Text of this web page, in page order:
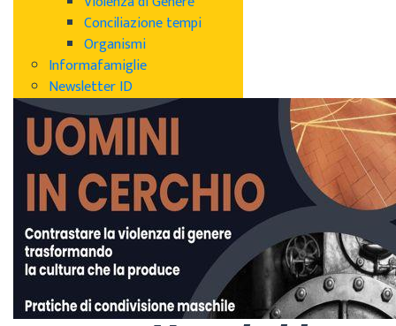
Conciliazione tempi
Organismi
Informafamiglie
Newsletter ID